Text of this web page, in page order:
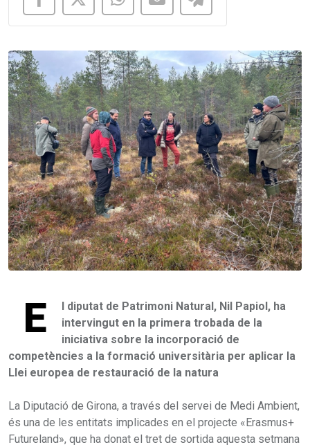
E
l diputat de Patrimoni Natural, Nil Papiol, ha
intervingut en la primera trobada de la
iniciativa sobre la incorporació de
competències a la formació universitària per aplicar la
Llei europea de restauració de la natura
La Diputació de Girona, a través del servei de Medi Ambient,
és una de les entitats implicades en el projecte «Erasmus+
Futureland», que ha donat el tret de sortida aquesta setmana